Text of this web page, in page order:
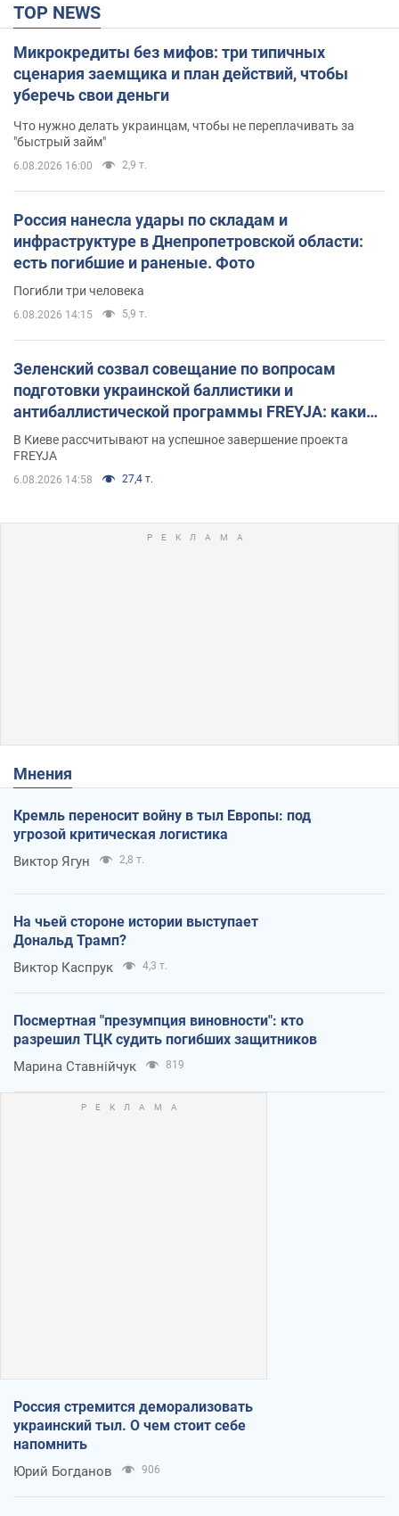
TOP NEWS
Микрокредиты без мифов: три типичных
сценария заемщика и план действий, чтобы
уберечь свои деньги
Что нужно делать украинцам, чтобы не переплачивать за
"быстрый займ"
6.08.2026 16:00 2,9 т.
Россия нанесла удары по складам и
инфраструктуре в Днепропетровской области:
есть погибшие и раненые. Фото
Погибли три человека
6.08.2026 14:15 5,9 т.
Зеленский созвал совещание по вопросам
подготовки украинской баллистики и
антибаллистической программы FREYJA: какие
решения готовятся
В Киеве рассчитывают на успешное завершение проекта
FREYJA
6.08.2026 14:58 27,4 т.
Мнения
Кремль переносит войну в тыл Европы: под
угрозой критическая логистика
Виктор Ягун 2,8 т.
На чьей стороне истории выступает
Дональд Трамп?
Виктор Каспрук 4,3 т.
Посмертная "презумпция виновности": кто
разрешил ТЦК судить погибших защитников
Марина Ставнійчук 819
Россия стремится деморализовать
украинский тыл. О чем стоит себе
напомнить
Юрий Богданов 906